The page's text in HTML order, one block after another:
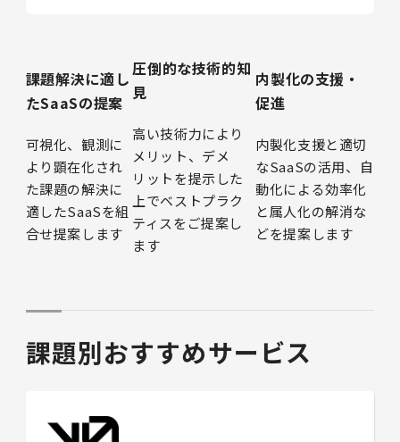
課題解決に適し
たSaaSの提案
可視化、観測に
より顕在化され
た課題の解決に
適したSaaSを組
合せ提案します
圧倒的な技術的知
見
高い技術力により
メリット、デメ
リットを提示した
上でベストプラク
ティスをご提案し
ます
内製化の支援・
促進
内製化支援と適切
なSaaSの活用、自
動化による効率化
と属人化の解消な
どを提案します
課題別おすすめサービス